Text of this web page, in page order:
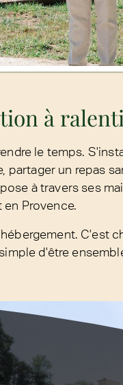
à
le temps.
un repas
à travers ses
en Provence.
C'est
d'être